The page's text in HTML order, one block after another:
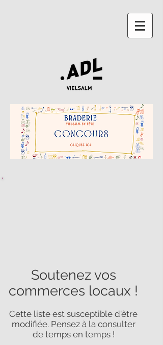
Soutenez vos
commerces locaux !
Cette liste est susceptible d'être
modifiée. Pensez à la consulter
de temps en temps !